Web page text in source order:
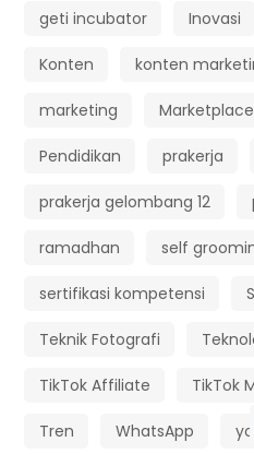
geti incubator Inovasi
Konten konten
marketing Marketplace
Pendidikan prakerja
prakerja gelombang 12
ramadhan self
sertifikasi kompetensi
Teknik Fotografi
TikTok Affiliate TikTok
Tren WhatsApp